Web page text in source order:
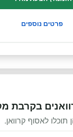
פרטים נוספים
בקרבת
לאסוף קרוואן.